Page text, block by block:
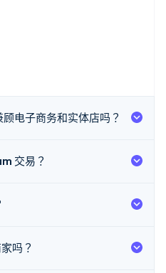
电子商务和实体店吗？
交易？
吗？